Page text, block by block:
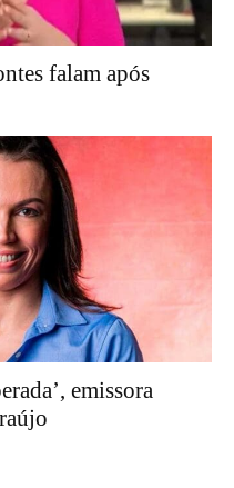
falam após
emissora